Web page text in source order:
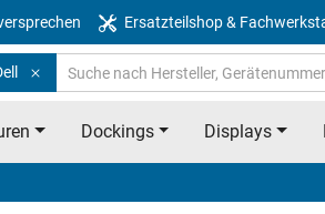
Ersatzteilshop &
Dockings Displays